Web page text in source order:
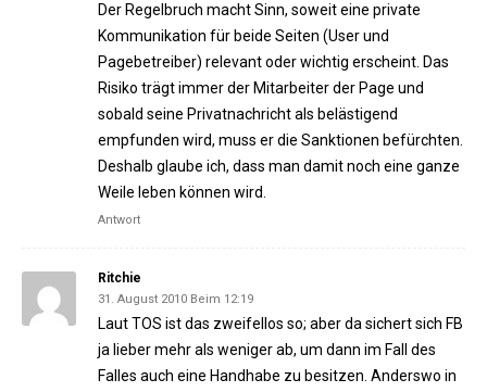
Der Regelbruch macht Sinn, soweit eine private
Kommunikation für beide Seiten (User und
Pagebetreiber) relevant oder wichtig erscheint. Das
Risiko trägt immer der Mitarbeiter der Page und
sobald seine Privatnachricht als belästigend
empfunden wird, muss er die Sanktionen befürchten.
Deshalb glaube ich, dass man damit noch eine ganze
Weile leben können wird.
Antwort
Ritchie
31. August 2010 Beim 12:19
Laut TOS ist das zweifellos so; aber da sichert sich FB
ja lieber mehr als weniger ab, um dann im Fall des
Falles auch eine Handhabe zu besitzen. Anderswo in